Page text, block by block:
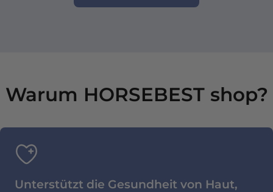
Warum HORSEBEST shop?
Unterstützt die Gesundheit von Haut,